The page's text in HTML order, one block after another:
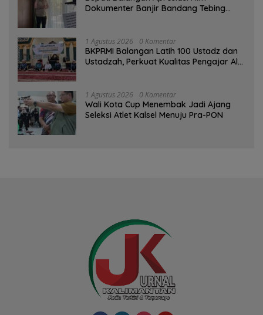
Dokumenter Banjir Bandang Tebing
1 Agustus 2026 0 Komentar
BKPRMI Balangan Latih 100 Ustadz dan
Ustadzah, Perkuat Kualitas Pengajar Al-
1 Agustus 2026 0 Komentar
Wali Kota Cup Menembak Jadi Ajang
Seleksi Atlet Kalsel Menuju Pra-PON